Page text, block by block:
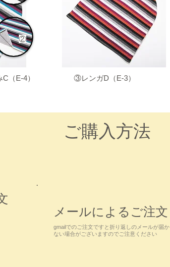
​②
（E-4） ​③レンガD（E-3）
ご購入方法
メールによるご注文
gmailでのご注文ですと折り返しのメールが届か
ない場合がございますのでご注意ください